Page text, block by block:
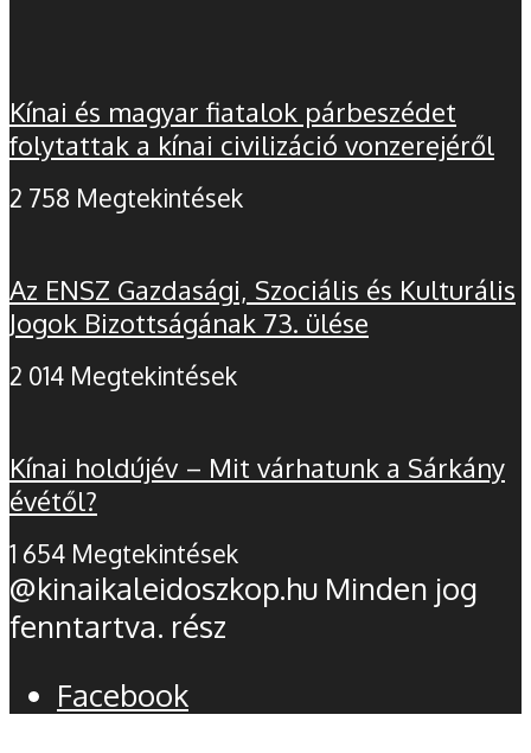
Kínai és magyar fiatalok párbeszédet
folytattak a kínai civilizáció vonzerejéről
2 758 Megtekintések
Az ENSZ Gazdasági, Szociális és Kulturális
Jogok Bizottságának 73. ülése
2 014 Megtekintések
Kínai holdújév – Mit várhatunk a Sárkány
évétől?
1 654 Megtekintések
@kinaikaleidoszkop.hu Minden jog
fenntartva. rész
Facebook